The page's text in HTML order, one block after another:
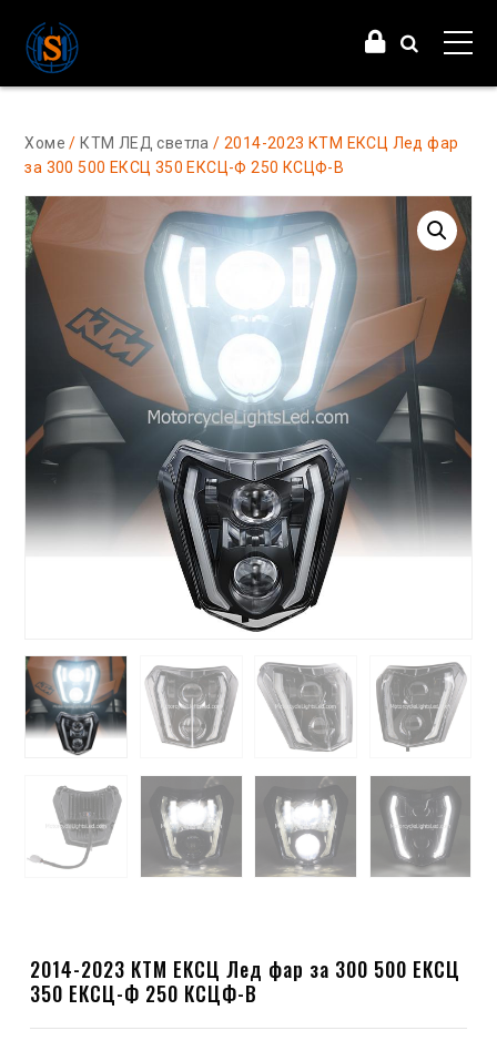
Хоме / КТМ ЛЕД светла / 2014-2023 КТМ ЕКСЦ Лед фар
за 300 500 ЕКСЦ 350 ЕКСЦ-Ф 250 КСЦФ-В
2014-2023 КТМ ЕКСЦ Лед фар за 300 500 ЕКСЦ
350 ЕКСЦ-Ф 250 КСЦФ-В